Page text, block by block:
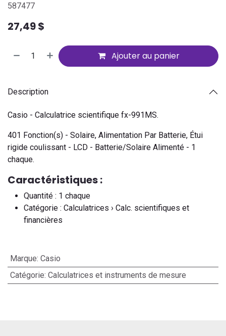
587477
27,49$
Ajouter au panier
Description
Casio - Calculatrice scientifique fx-991MS.
401 Fonction(s) - Solaire, Alimentation Par Batterie, Étui
rigide coulissant - LCD - Batterie/Solaire Alimenté - 1
chaque.
Caractéristiques :
Quantité : 1 chaque
Catégorie : Calculatrices › Calc. scientifiques et
financières
Marque: Casio
Catégorie: Calculatrices et instruments de mesure